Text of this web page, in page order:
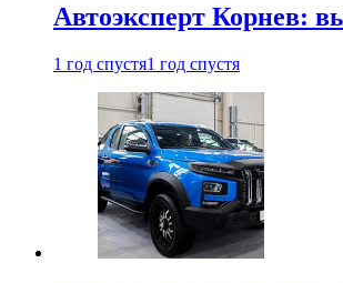
Автоэксперт Корнев:
1 год спустя1 год спустя